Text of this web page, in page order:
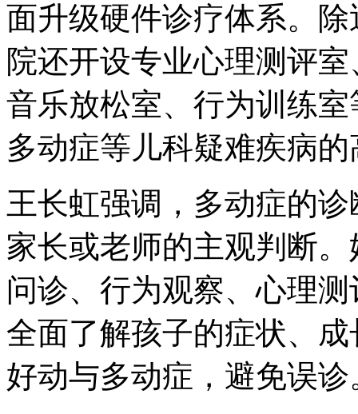
面升级硬件诊疗体系。
院还开设专业心理测评
音乐放松室、行为训练
多动症等儿科疑难疾病
王长虹强调，多动症的
家长或老师的主观判断
问诊、行为观察、心理
全面了解孩子的症状、
好动与多动症，避免误诊